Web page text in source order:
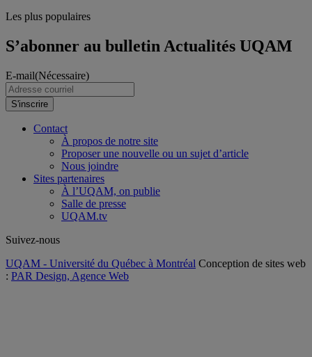
Les plus populaires
S’abonner au bulletin Actualités UQAM
E-mail(Nécessaire)
S'inscrire
Contact
À propos de notre site
Proposer une nouvelle ou un sujet d’article
Nous joindre
Sites partenaires
À l’UQAM, on publie
Salle de presse
UQAM.tv
Suivez-nous
UQAM - Université du Québec à Montréal Conception de sites web
: PAR Design, Agence Web